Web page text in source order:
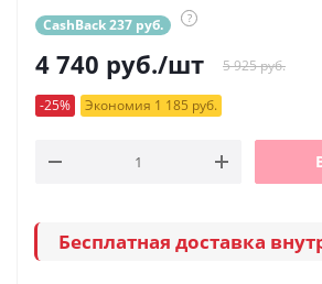
CashBack 237 руб. ?
4 740 руб./шт 5 925 руб.
-25% Экономия 1 185 руб.
Бесплатная доставка